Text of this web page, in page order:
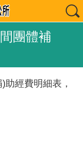
團體補
經費明細表，